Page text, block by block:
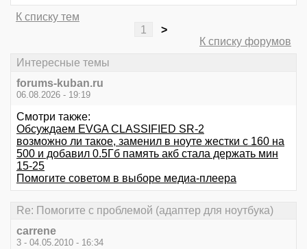
К списку тем
1
>
К списку форумов
Интересные темы
forums-kuban.ru
06.08.2026 - 19:19
Смотри также:
Обсуждаем EVGA CLASSIFIED SR-2
возможно ли такое, заменил в ноуте жестки с 160 на
500 и добавил 0.5Гб память акб стала держать мин
15-25
Помогите советом в выборе медиа-плеера
Re: Помогите с проблемой (адаптер для ноутбука)
carrene
3 - 04.05.2010 - 16:34